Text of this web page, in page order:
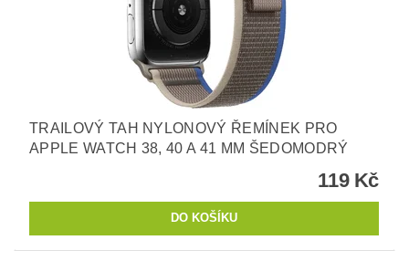
TRAILOVÝ TAH NYLONOVÝ ŘEMÍNEK PRO
APPLE WATCH 38, 40 A 41 MM ŠEDOMODRÝ
119 Kč